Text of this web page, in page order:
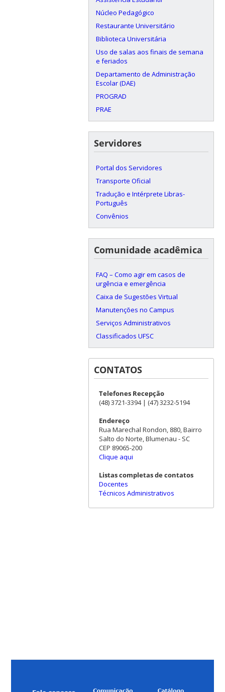
Núcleo Pedagógico
Restaurante Universitário
Biblioteca Universitária
Uso de salas aos finais de semana
e feriados
Departamento de Administração
Escolar (DAE)
PROGRAD
PRAE
Servidores
Portal dos Servidores
Transporte Oficial
Tradução e Intérprete Libras-
Português
Convênios
Comunidade acadêmica
FAQ – Como agir em casos de
urgência e emergência
Caixa de Sugestões Virtual
Manutenções no Campus
Serviços Administrativos
Classificados UFSC
CONTATOS
Telefones Recepção
(48) 3721-3394 | (47) 3232-5194
Endereço
Rua Marechal Rondon, 880, Bairro
Salto do Norte, Blumenau - SC
CEP 89065-200
Clique aqui
Listas completas de contatos
Docentes
Técnicos Administrativos